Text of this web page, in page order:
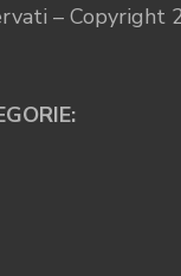
– Copyright